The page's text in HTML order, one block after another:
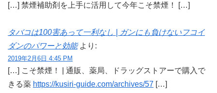
[…] 禁煙補助剤を上手に活用して今年こそ禁煙！ […]
タバコは100害あって一利なし | ガンにも負けないフコイ
ダンのパワーと効能 より:
2019年2月6日 4:45 PM
[…] こそ禁煙！ | 通販、薬局、ドラッグストアーで購入で
きる薬 https://kusiri-guide.com/archives/57 […]